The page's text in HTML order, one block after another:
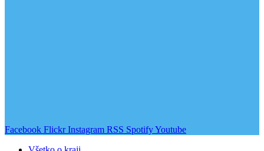
Facebook Flickr Instagram RSS SpotifyYoutube